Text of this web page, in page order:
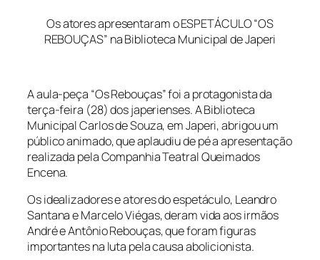
Os atores apresentaram o ESPETÁCULO “OS
REBOUÇAS” na Biblioteca Municipal de Japeri
A aula-peça “Os Rebouças” foi a protagonista da
terça-feira (28) dos japerienses. A Biblioteca
Municipal Carlos de Souza, em Japeri, abrigou um
público animado, que aplaudiu de pé a apresentação
realizada pela Companhia Teatral Queimados
Encena.
Os idealizadores e atores do espetáculo, Leandro
Santana e Marcelo Viégas, deram vida aos irmãos
André e Antônio Rebouças, que foram figuras
importantes na luta pela causa abolicionista.